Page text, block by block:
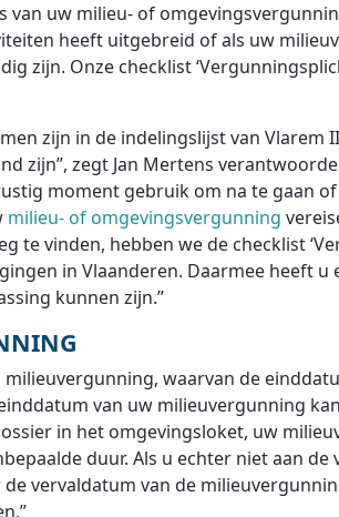
van uw milieu- of
heeft uitgebreid of als uw
zijn. Onze checklist
zijn in de indelingslijst van Vlarem
zijn”, zegt Jan Mertens
moment gebruik om na te gaan
milieu- of omgevingsvergunning
te vinden, hebben we de checklist
in Vlaanderen. Daarmee heeft
kunnen zijn.”
waarvan de
van uw milieuvergunning
in het omgevingsloket, uw
duur. Als u echter niet aan
vervaldatum van de